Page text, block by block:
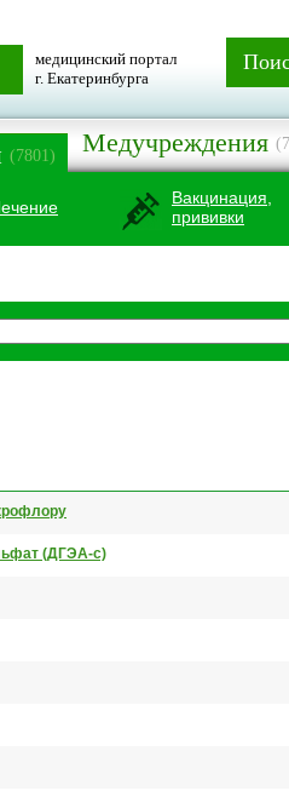
медицинский портал
г. Екатеринбурга
(7801) Медучреждения
Вакцинация,
прививки
(ДГЭА-с)